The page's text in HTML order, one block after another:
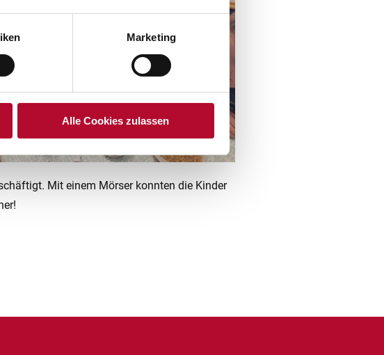
Marketing
Alle Cookies zulassen
Mit einem Mörser konnten die Kinder